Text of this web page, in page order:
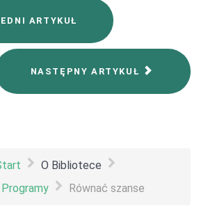
ARTYKUŁ
NASTĘPNY ARTYKUŁ
O Bibliotece
Programy Równać szanse